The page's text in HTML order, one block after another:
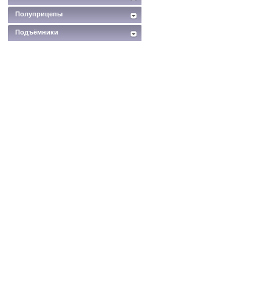
Полуприцепы
Подъёмники